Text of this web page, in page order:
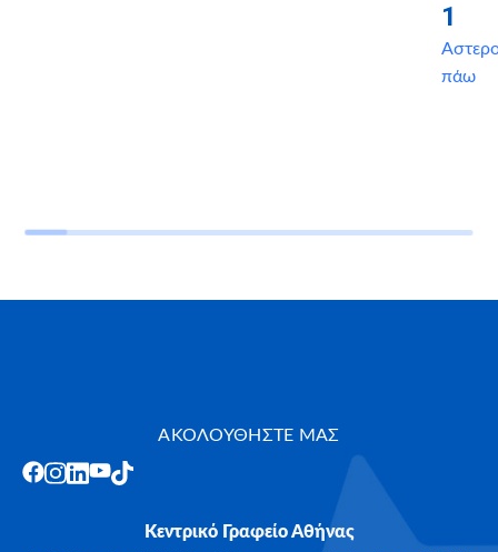
1
πάω
ΑΚΟΛΟΥΘΗΣΤΕ ΜΑΣ
Κεντρικό Γραφείο Αθήνας